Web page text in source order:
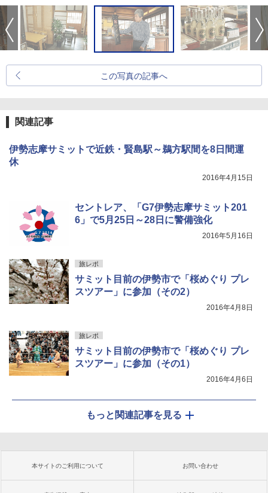
この写真の記事へ
関連記事
伊勢志摩サミットで近鉄・賢島駅～鵜方駅間を8日間運
休
2016年4月15日
セントレア、「G7伊勢志摩サミット201
6」で5月25日～28日に警備強化
2016年5月16日
旅レポ
サミット目前の伊勢市で「桜めぐり プレ
スツアー」に参加（その2）
2016年4月8日
旅レポ
サミット目前の伊勢市で「桜めぐり プレ
スツアー」に参加（その1）
2016年4月6日
もっと関連記事を見る
本サイトのご利用について お問い合わせ